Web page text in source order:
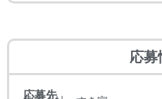
応募
応募先